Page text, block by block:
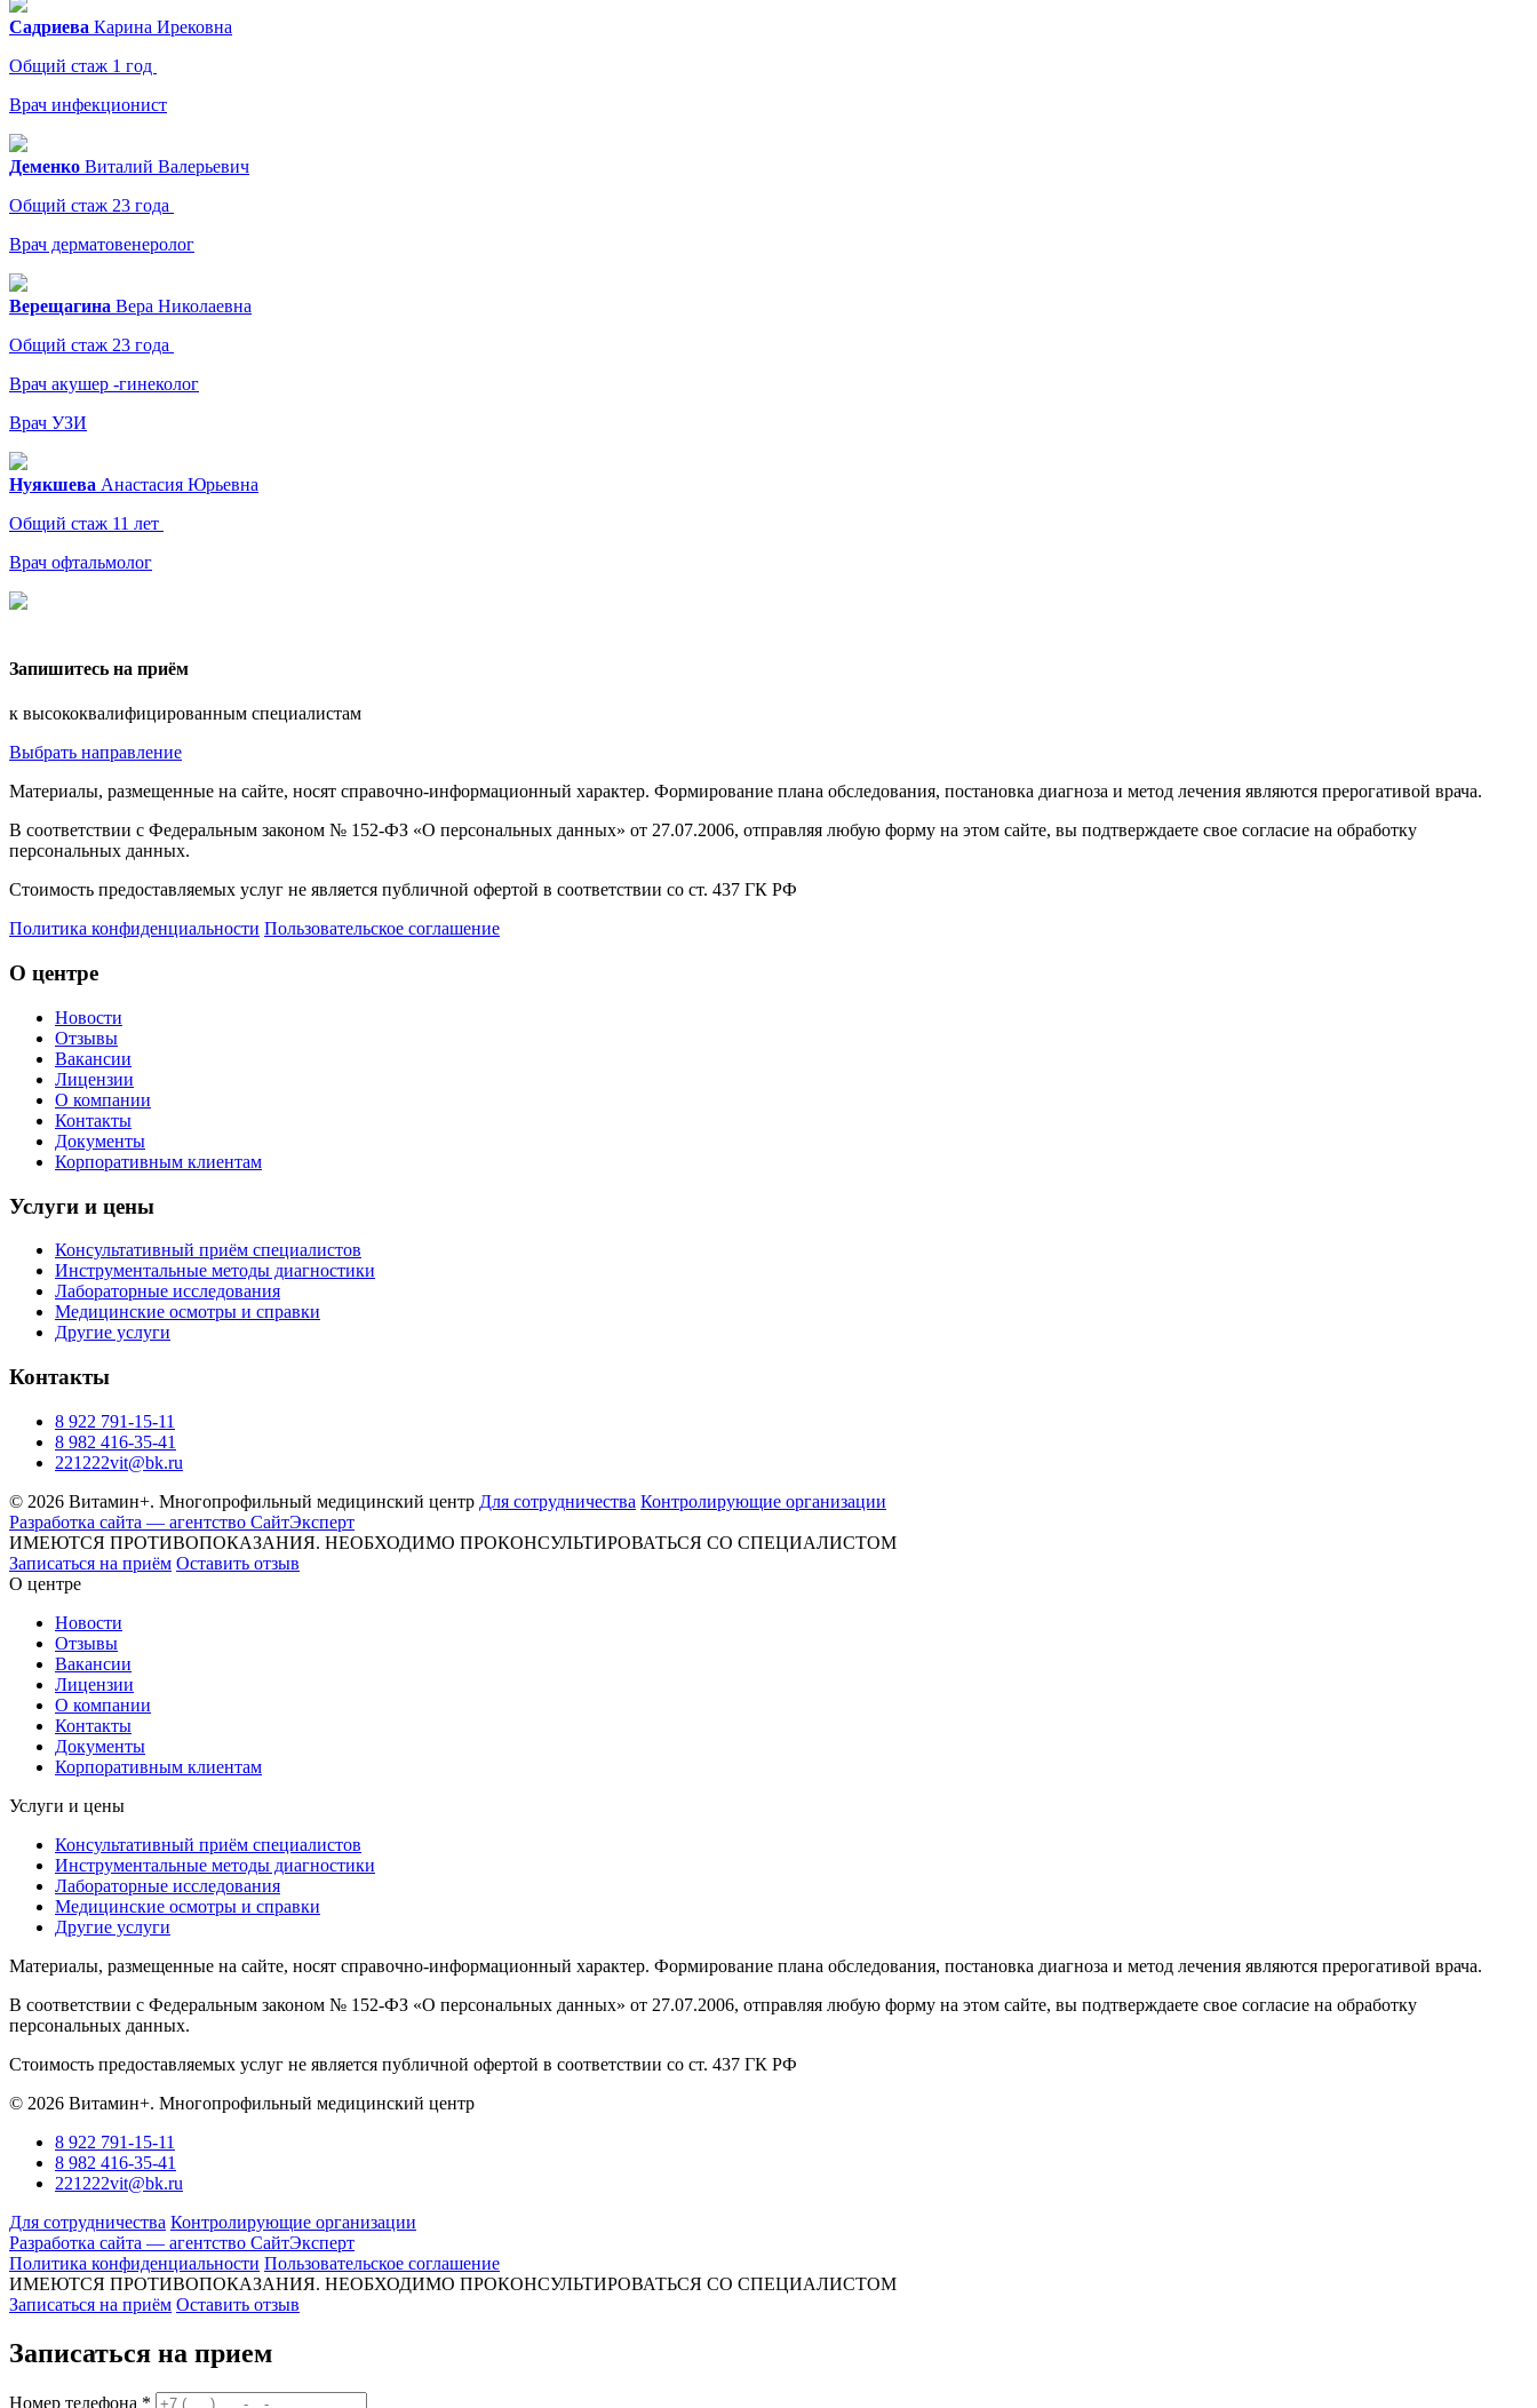
Садриева Карина Ирековна
Общий стаж 1 год
Врач инфекционист
Деменко Виталий Валерьевич
Общий стаж 23 года
Врач дерматовенеролог
Верещагина Вера Николаевна
Общий стаж 23 года
Врач акушер -гинеколог
Врач УЗИ
Нуякшева Анастасия Юрьевна
Общий стаж 11 лет
Врач офтальмолог
Запишитесь на приём
к высококвалифицированным специалистам
Выбрать направление
Материалы, размещенные на сайте, носят справочно-информационный характер. Формирование плана обследования, постановка диагноза и метод лечения являются прерогативой врача.
В соответствии с Федеральным законом № 152-ФЗ «О персональных данных» от 27.07.2006, отправляя любую форму на этом сайте, вы подтверждаете свое согласие на обработку
персональных данных.
Стоимость предоставляемых услуг не является публичной офертой в соответствии со ст. 437 ГК РФ
Политика конфиденциальности Пользовательское соглашение
О центре
Новости
Отзывы
Вакансии
Лицензии
О компании
Контакты
Документы
Корпоративным клиентам
Услуги и цены
Консультативный приём специалистов
Инструментальные методы диагностики
Лабораторные исследования
Медицинские осмотры и справки
Другие услуги
Контакты
8 922 791-15-11
8 982 416-35-41
221222vit@bk.ru
© 2026 Витамин+. Многопрофильный медицинский центр Для сотрудничества Контролирующие организации
Разработка сайта — агентство СайтЭксперт
ИМЕЮТСЯ ПРОТИВОПОКАЗАНИЯ. НЕОБХОДИМО ПРОКОНСУЛЬТИРОВАТЬСЯ СО СПЕЦИАЛИСТОМ
Записаться на приём Оставить отзыв
О центре
Новости
Отзывы
Вакансии
Лицензии
О компании
Контакты
Документы
Корпоративным клиентам
Услуги и цены
Консультативный приём специалистов
Инструментальные методы диагностики
Лабораторные исследования
Медицинские осмотры и справки
Другие услуги
Материалы, размещенные на сайте, носят справочно-информационный характер. Формирование плана обследования, постановка диагноза и метод лечения являются прерогативой врача.
В соответствии с Федеральным законом № 152-ФЗ «О персональных данных» от 27.07.2006, отправляя любую форму на этом сайте, вы подтверждаете свое согласие на обработку
персональных данных.
Стоимость предоставляемых услуг не является публичной офертой в соответствии со ст. 437 ГК РФ
© 2026 Витамин+. Многопрофильный медицинский центр
8 922 791-15-11
8 982 416-35-41
221222vit@bk.ru
Для сотрудничества Контролирующие организации
Разработка сайта — агентство СайтЭксперт
Политика конфиденциальности Пользовательское соглашение
ИМЕЮТСЯ ПРОТИВОПОКАЗАНИЯ. НЕОБХОДИМО ПРОКОНСУЛЬТИРОВАТЬСЯ СО СПЕЦИАЛИСТОМ
Записаться на приём Оставить отзыв
Записаться на прием
Номер телефона *